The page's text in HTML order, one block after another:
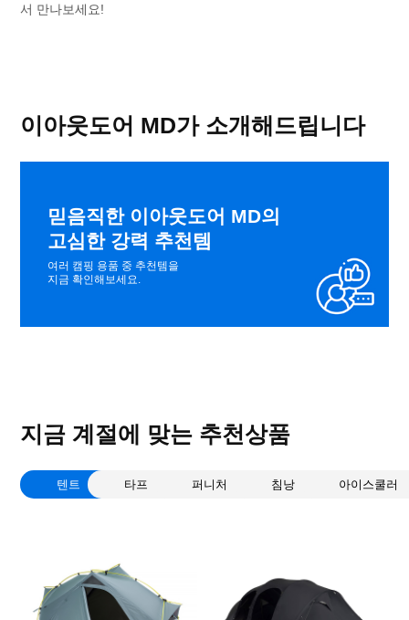
서 만나보세요!
이아웃도어 MD가 소개해드립니다
믿음직한 이아웃도어 MD의
고심한 강력 추천템
여러 캠핑 용품 중 추천템을
지금 확인해보세요.
지금 계절에 맞는 추천상품
텐트 타프 퍼니처 침낭 아이스쿨러